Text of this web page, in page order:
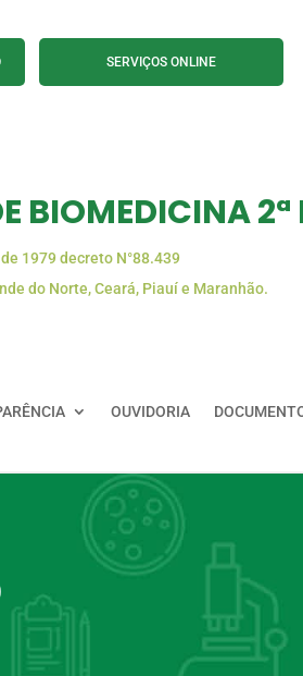
SERVIÇOS ONLINE
BIOMEDICINA 2ª
1979 decreto N°88.439
do Norte, Ceará, Piauí e Maranhão.
OUVIDORIA